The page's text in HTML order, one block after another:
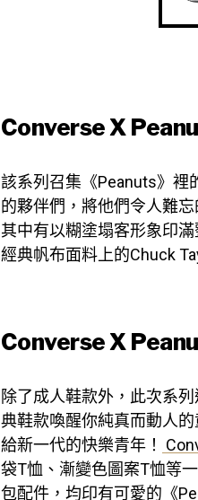
Converse X
該系列召集《Peanuts》裡
的夥伴們，將他們令人難
其中有以糊塗塌客形象印
經典帆布面料上的Chuck
Converse X
除了成人鞋款外，此次系
典鞋款喚醒你純真而動人
給新一代的快樂青年！
袋T恤、漸變色圖案T恤等
包配件，均印有可愛的《